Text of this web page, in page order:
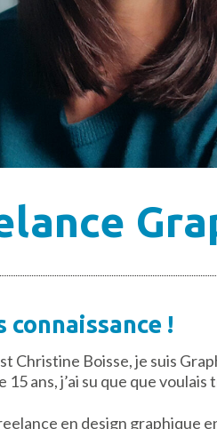
connaissance !
Christine Boisse, je suis
15 ans, j’ai su que que
en design graphique